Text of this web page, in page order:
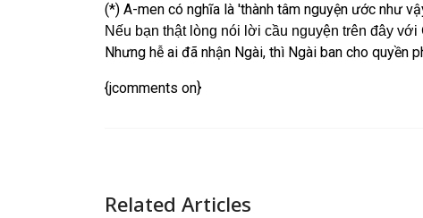
(*) A-men có nghĩa là 'thành tâm nguyện ước như
Nếu bạn thật lòng nói lời cầu nguyện trên đây
Nhưng hễ ai đã nhận Ngài, thì Ngài ban cho quyền
{jcomments on}
Related Articles